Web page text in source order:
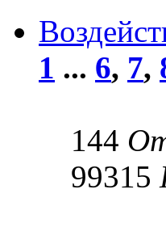
1 ... 6, 7,
144
99315